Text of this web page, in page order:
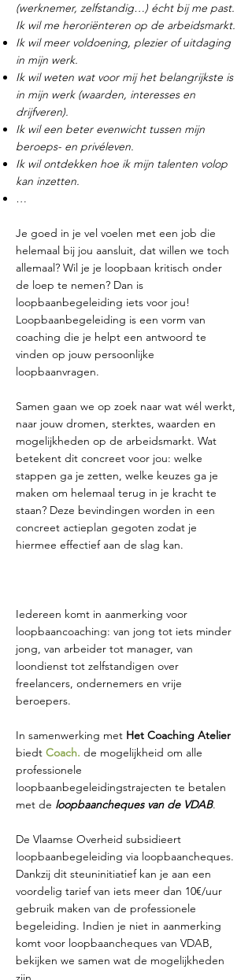
(werknemer, zelfstandig…) écht bij me past.
Ik wil me heroriënteren op de arbeidsmarkt.
Ik wil meer voldoening, plezier of uitdaging
in mijn werk.
Ik wil weten wat voor mij het belangrijkste is
in mijn werk (waarden, interesses en
drijfveren).
Ik wil een beter evenwicht tussen mijn
beroeps- en privéleven.
Ik wil ontdekken hoe ik mijn talenten volop
kan inzetten.
…
Je goed in je vel voelen met een job die
helemaal bij jou aansluit, dat willen we toch
allemaal? Wil je je loopbaan kritisch onder
de loep te nemen? Dan is
loopbaanbegeleiding iets voor jou!
Loopbaanbegeleiding is een vorm van
coaching die je helpt een antwoord te
vinden op jouw persoonlijke
loopbaanvragen.
Samen gaan we op zoek naar wat wél werkt,
naar jouw dromen, sterktes, waarden en
mogelijkheden op de arbeidsmarkt. Wat
betekent dit concreet voor jou: welke
stappen ga je zetten, welke keuzes ga je
maken om helemaal terug in je kracht te
staan? Deze bevindingen worden in een
concreet actieplan gegoten zodat je
hiermee effectief aan de slag kan.
Iedereen komt in aanmerking voor
loopbaancoaching: van jong tot iets minder
jong, van arbeider tot manager, van
loondienst tot zelfstandigen over
freelancers, ondernemers en vrije
beroepers.
In samenwerking met Het Coaching Atelier
biedt Coach. de mogelijkheid om alle
professionele
loopbaanbegeleidingstrajecten te betalen
met de loopbaancheques van de VDAB.
De Vlaamse Overheid subsidieert
loopbaanbegeleiding via loopbaancheques.
Dankzij dit steuninitiatief kan je aan een
voordelig tarief van iets meer dan 10€/uur
gebruik maken van de professionele
begeleiding. Indien je niet in aanmerking
komt voor loopbaancheques van VDAB,
bekijken we samen wat de mogelijkheden